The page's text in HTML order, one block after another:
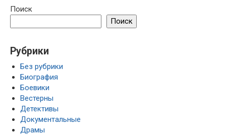
Поиск
Поиск
Рубрики
Без рубрики
Биография
Боевики
Вестерны
Детективы
Документальные
Драмы